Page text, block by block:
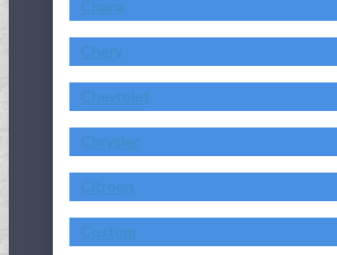
Chana
Chery
Chevrolet
Chrysler
Citroen
Custom